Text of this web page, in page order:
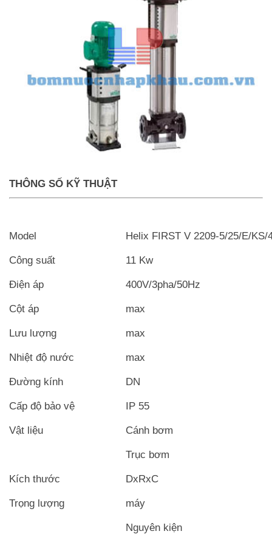
THÔNG SỐ KỸ THUẬT
Model Helix FIRST V 2209-5/25/E/KS/
Công suất 11 Kw
Điện áp 400V/3pha/50Hz
Cột áp max
Lưu lượng max
Nhiệt độ nước max
Đường kính DN
Cấp độ bảo vệ IP 55
Vật liệu Cánh bơm
Trục bơm
Kích thước DxRxC
Trọng lượng máy
Nguyên kiện